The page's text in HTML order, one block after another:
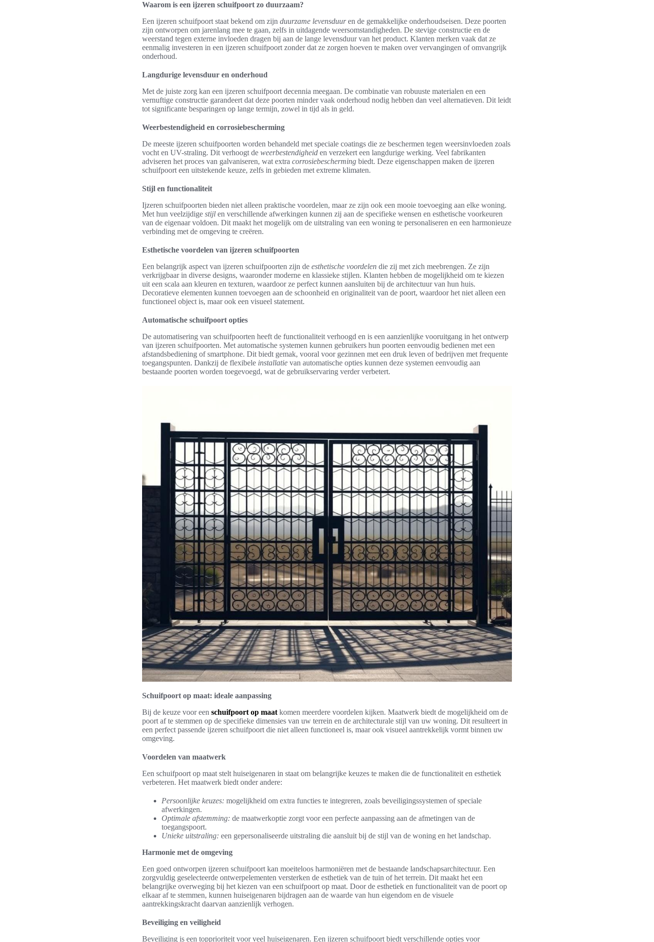
Waarom is een ijzeren schuifpoort zo duurzaam?
Een ijzeren schuifpoort staat bekend om zijn duurzame levensduuren de gemakkelijke onderhoudseisen. Deze poorten
zijn ontworpen om jarenlang mee te gaan, zelfs in uitdagende weersomstandigheden. De stevige constructie en de
weerstand tegen externe invloeden dragen bij aan de lange levensduur van het product. Klanten merken vaak dat ze
eenmalig investeren in een ijzeren schuifpoort zonder dat ze zorgen hoeven te maken over vervangingen of omvangrijk
onderhoud.
Langdurige levensduur en onderhoud
Met de juiste zorg kan een ijzeren schuifpoort decennia meegaan. De combinatie van robuuste materialen en een
vernuftige constructie garandeert dat deze poorten minder vaak onderhoud nodig hebben dan veel alternatieven. Dit leidt
tot significante besparingen op lange termijn, zowel in tijd als in geld.
Weerbestendigheid en corrosiebescherming
De meeste ijzeren schuifpoorten worden behandeld met speciale coatings die ze beschermen tegen weersinvloeden zoals
vocht en UV-straling. Dit verhoogt de weerbestendigheid en verzekert een langdurige werking. Veel fabrikanten
adviseren het proces van galvaniseren, wat extra corrosiebescherming biedt. Deze eigenschappen maken de ijzeren
schuifpoort een uitstekende keuze, zelfs in gebieden met extreme klimaten.
Stijl en functionaliteit
Ijzeren schuifpoorten bieden niet alleen praktische voordelen, maar ze zijn ook een mooie toevoeging aan elke woning.
Met hun veelzijdige stijl en verschillende afwerkingen kunnen zij aan de specifieke wensen en esthetische voorkeuren
van de eigenaar voldoen. Dit maakt het mogelijk om de uitstraling van een woning te personaliseren en een harmonieuze
verbinding met de omgeving te creëren.
Esthetische voordelen van ijzeren schuifpoorten
Een belangrijk aspect van ijzeren schuifpoorten zijn de esthetische voordelen die zij met zich meebrengen. Ze zijn
verkrijgbaar in diverse designs, waaronder moderne en klassieke stijlen. Klanten hebben de mogelijkheid om te kiezen
uit een scala aan kleuren en texturen, waardoor ze perfect kunnen aansluiten bij de architectuur van hun huis.
Decoratieve elementen kunnen toevoegen aan de schoonheid en originaliteit van de poort, waardoor het niet alleen een
functioneel object is, maar ook een visueel statement.
Automatische schuifpoort opties
De automatisering van schuifpoorten heeft de functionaliteit verhoogd en is een aanzienlijke vooruitgang in het ontwerp
van ijzeren schuifpoorten. Met automatische systemen kunnen gebruikers hun poorten eenvoudig bedienen met een
afstandsbediening of smartphone. Dit biedt gemak, vooral voor gezinnen met een druk leven of bedrijven met frequente
toegangspunten. Dankzij de flexibele installatie van automatische opties kunnen deze systemen eenvoudig aan
bestaande poorten worden toegevoegd, wat de gebruikservaring verder verbetert.
Schuifpoort op maat: ideale aanpassing
Bij de keuze voor een schuifpoort op maat komen meerdere voordelen kijken. Maatwerk biedt de mogelijkheid om de
poort af te stemmen op de specifieke dimensies van uw terrein en de architecturale stijl van uw woning. Dit resulteert in
een perfect passende ijzeren schuifpoort die niet alleen functioneel is, maar ook visueel aantrekkelijk vormt binnen uw
omgeving.
Voordelen van maatwerk
Een schuifpoort op maat stelt huiseigenaren in staat om belangrijke keuzes te maken die de functionaliteit en esthetiek
verbeteren. Het maatwerk biedt onder andere:
Persoonlijke keuzes: mogelijkheid om extra functies te integreren, zoals beveiligingssystemen of speciale
afwerkingen.
Optimale afstemming: de maatwerkoptie zorgt voor een perfecte aanpassing aan de afmetingen van de
toegangspoort.
Unieke uitstraling: een gepersonaliseerde uitstraling die aansluit bij de stijl van de woning en het landschap.
Harmonie met de omgeving
Een goed ontworpen ijzeren schuifpoort kan moeiteloos harmoniëren met de bestaande landschapsarchitectuur. Een
zorgvuldig geselecteerde ontwerpelementen versterken de esthetiek van de tuin of het terrein. Dit maakt het een
belangrijke overweging bij het kiezen van een schuifpoort op maat. Door de esthetiek en functionaliteit van de poort op
elkaar af te stemmen, kunnen huiseigenaren bijdragen aan de waarde van hun eigendom en de visuele
aantrekkingskracht daarvan aanzienlijk verhogen.
Beveiliging en veiligheid
Beveiliging is een topprioriteit voor veel huiseigenaren. Een ijzeren schuifpoort biedt verschillende opties voor